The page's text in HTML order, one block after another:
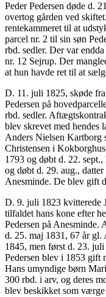
Peder Pedersen døde d.
overtog gården ved
rentekammeret til at
parcel nr. 2 til sin søn
rbd. sedler. Der var
nr. 12 Sejrup. Der
at hun havde ret til at
D. 11. juli 1825, skøde
Pedersen på
rbd. sedler.
blev skrevet med hendes
Anders Nielsen Kartborg
Christensen i
1793 og døbt d. 22.
og døbt d. 29. aug.,
Anesminde. De blev gift
D. 9. juli 1823 kvitterede
tilfaldet hans kone efter
Pedersen på Anesminde.
d. 25. maj 1831, 67 år gl.
1845, men først d. 23.
Pedersen blev i 1853 gift
Hans umyndige børn
300 rbd. i arv, og deres
blev beskikket som